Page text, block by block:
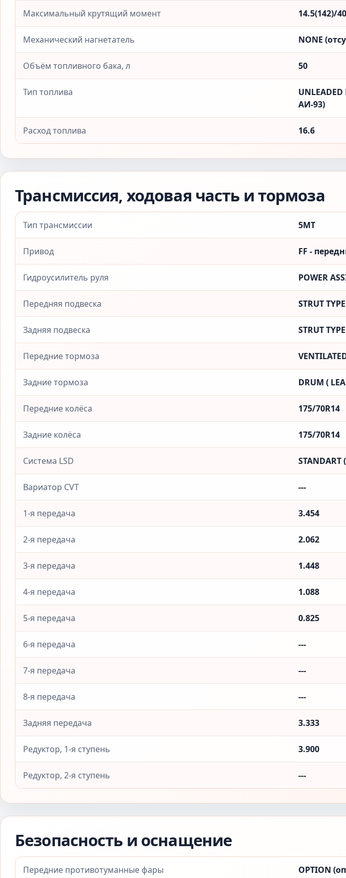
Максимальный крутящий момент 14.5(142)/
Механический нагнетатель NONE
Объём топливного бака, л 50
Тип топлива
АИ-93)
Расход топлива 16.6
Трансмиссия, ходовая часть и тормоза
Тип трансмиссии 5MT
Привод FF -
Гидроусилитель руля POWER
Передняя подвеска STRUT
Задняя подвеска STRUT
Передние тормоза
Задние тормоза DRUM (
Передние колёса 175/70R14
Задние колёса 175/70R14
Система LSD
Вариатор CVT ---
1-я передача 3.454
2-я передача 2.062
3-я передача 1.448
4-я передача 1.088
5-я передача 0.825
6-я передача ---
7-я передача ---
8-я передача ---
Задняя передача 3.333
Редуктор, 1-я ступень 3.900
Редуктор, 2-я ступень ---
Безопасность и оснащение
Передние противотуманные фары OPTION